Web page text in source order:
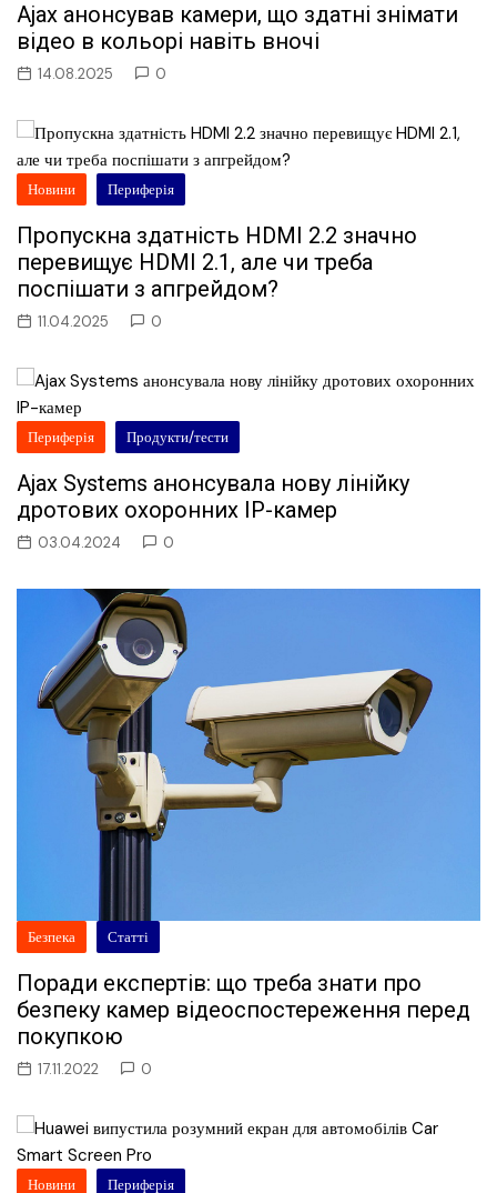
Ajax анонсував камери, що здатні знімати
відео в кольорі навіть вночі
14.08.2025 0
Новини Периферія
Пропускна здатність HDMI 2.2 значно
перевищує HDMI 2.1, але чи треба
поспішати з апгрейдом?
11.04.2025 0
Периферія Продукти/тести
Ajax Systems анонсувала нову лінійку
дротових охоронних IP-камер
03.04.2024 0
Безпека Статті
Поради експертів: що треба знати про
безпеку камер відеоспостереження перед
покупкою
17.11.2022 0
Новини Периферія